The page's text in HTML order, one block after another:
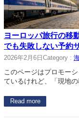
ヨーロッパ旅行の移
でも失敗しない予約
2026年2月6日 Category :
このページはプロモー
ているけれど、「現地
Read more